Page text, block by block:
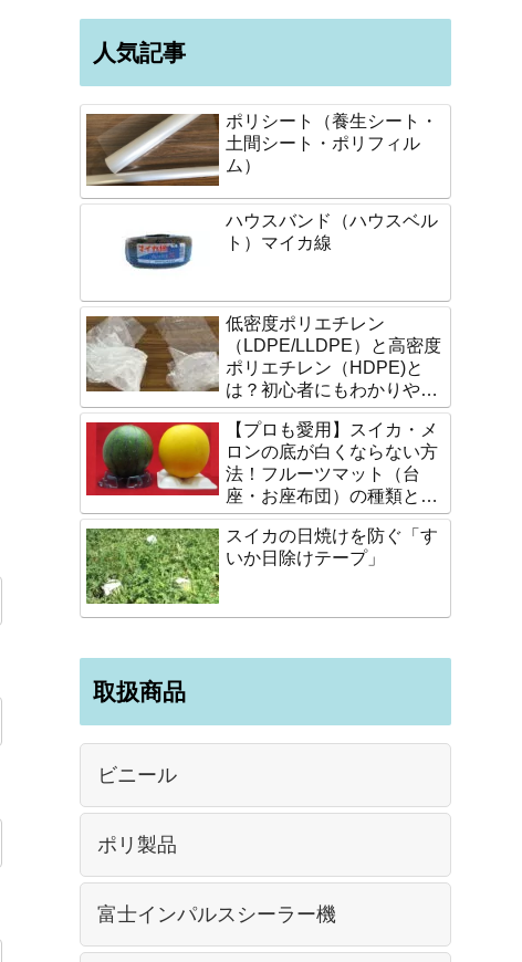
人気記事
ポリシート（養生シート・
土間シート・ポリフィル
ム）
ハウスバンド（ハウスベル
ト）マイカ線
低密度ポリエチレン
（LDPE/LLDPE）と高密度
ポリエチレン（HDPE)と
は？初心者にもわかりやす
く説明します。
【プロも愛用】スイカ・メ
ロンの底が白くならない方
法！フルーツマット（台
座・お座布団）の種類と選
び方
スイカの日焼けを防ぐ「す
いか日除けテープ」
取扱商品
ビニール
ポリ製品
富士インパルスシーラー機